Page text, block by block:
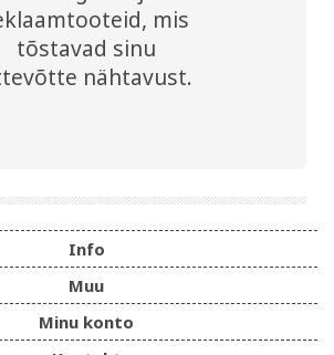
mis
tõstavad sinu
nähtavust.
Info
Muu
Minu konto